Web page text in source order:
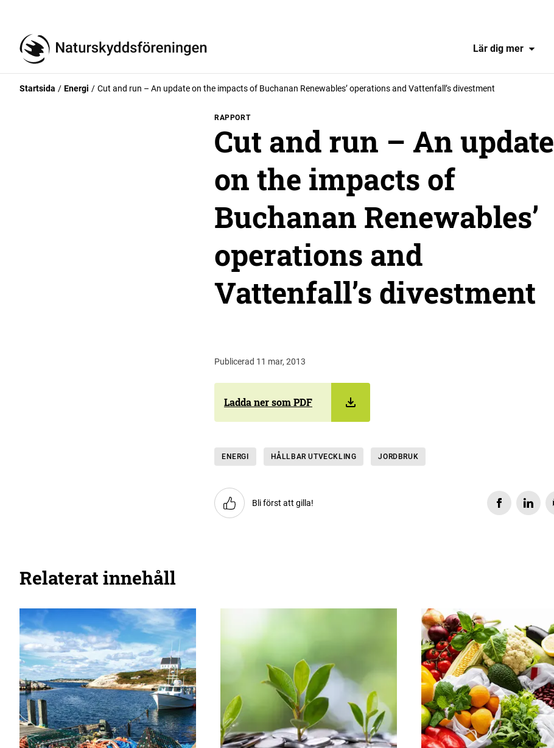
Lär dig mer
Startsida Energi Cut and run – An update on the impacts of Buchanan Renewables’ operations and Vattenfall’s divestment
RAPPORT
Cut and run – An update
on the impacts of
Buchanan Renewables’
operations and
Vattenfall’s divestment
Publicerad 11 mar, 2013
Ladda ner som PDF
ENERGI HÅLLBAR UTVECKLING JORDBRUK
Bli först att gilla!
Relaterat innehåll